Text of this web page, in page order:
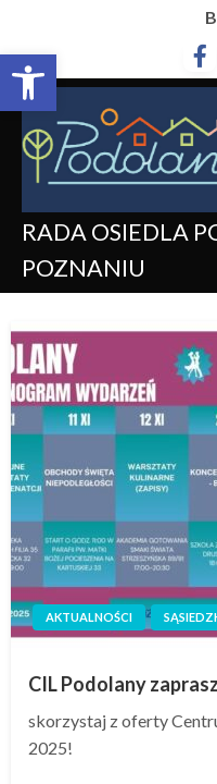
Otwórz pasek
RADA OSIEDLA
POZNANIU
AKTUALNOŚCI
CIL Podolany
skorzystaj z oferty
2025!